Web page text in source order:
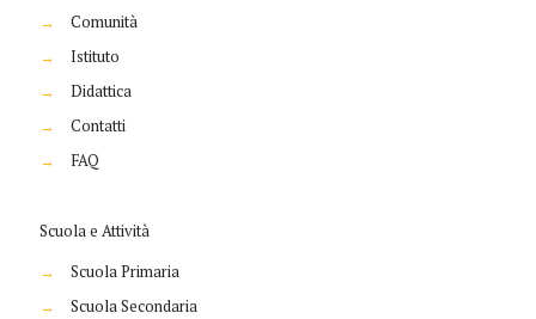
→
Comunità
→
Istituto
→
Didattica
→
Contatti
→
FAQ
Scuola e Attività
→
Scuola Primaria
→
Scuola Secondaria